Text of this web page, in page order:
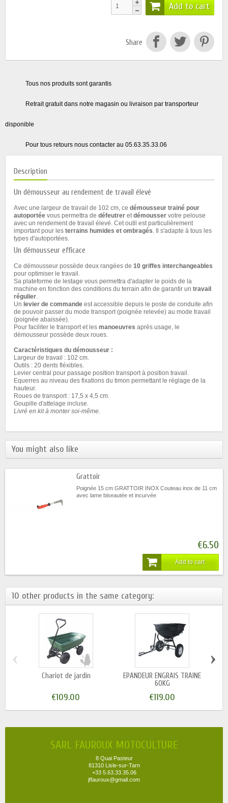
Add to cart
Share
Tous nos produits sont garantis
Retrait gratuit dans notre magasin ou livraison par transporteur
disponible
Pour tous retours nous contacter au 05.63.35.33.06
Description
Un démousseur au rendement de travail élevé
Avec une largeur de travail de 102 cm, ce démousseur trainé pour
autoportée vous permettra de défeutrer et démousser votre pelouse
avec un rendement de travail élevé. Cet outil est particulièrement
important pour les terrains humides et ombragés . Il s'adapte à tous les
types d'autoportées.
Un démousseur efficace
Ce démousseur possède deux rangées de 10 griffes interchangeables
pour optimiser le travail.
Sa plateforme de lestage vous permettra d'adapter le poids de la
machine en fonction des conditions du terrain afin de garantir un travail
régulier
Un levier de commande est accessible depuis le poste de conduite afin
de pouvoir passer du mode transport (poignée relevée) au mode travail
(poignée abaissée).
Pour faciliter le transport et les manoeuvres après usage, le
démousseur possède deux roues.
Caractéristiques du démousseur :
Largeur de travail : 102 cm.
Outils : 20 dents fléxibles.
Levier central pour passage position transport à position travail.
Equerres au niveau des fixations du timon permettant le réglage de la
hauteur.
Roues de transport : 17,5 x 4,5 cm.
Goupille d'attelage incluse.
Livré en kit à monter soi-même.
You might also like
Grattoir
Poignée 15 cm GRATTOIR INOX Couteau inox de 11 cm
avec lame biseautée et incurvée
€6.50
Add to cart
10 other products in the same category:
Chariot de jardin
€109.00
EPANDEUR ENGRAIS TRAINE
60KG
€119.00
‹ ›
SARL FAUROUX MOTOCULTURE
8 Quai Pasteur
81310 Lisle-sur-Tarn
+33 5.63.33.35.06
jffauroux@gmail.com